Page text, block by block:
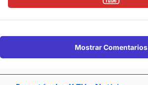
Mostrar Comentarios